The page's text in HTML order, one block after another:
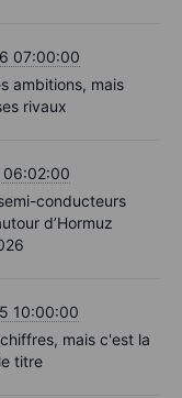
07:00:00
ambitions, mais
rivaux
conducteurs
d’Hormuz
10:00:00
mais c'est la
titre